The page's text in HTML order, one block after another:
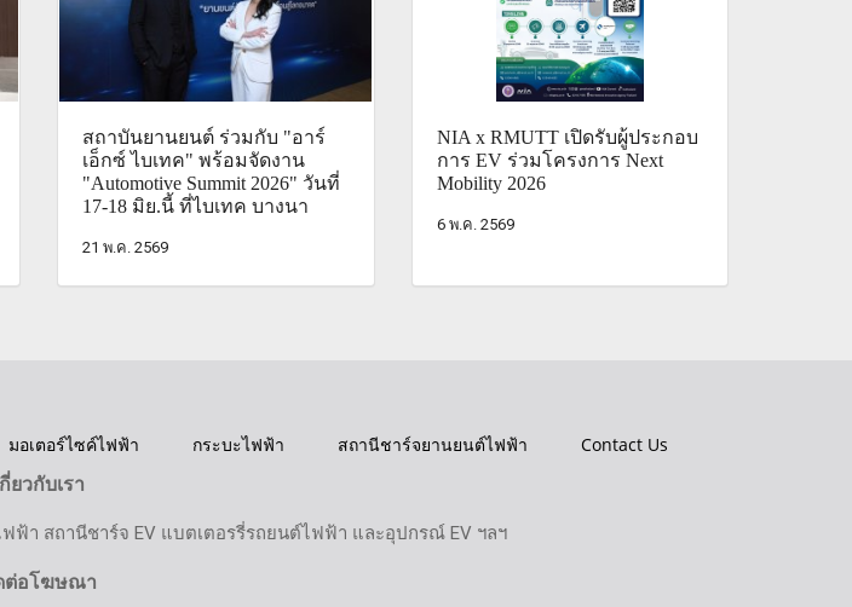
สถาบันยานยนต์ ร่วมกับ "อาร์
เอ็กซ์ ไบเทค" พร้อมจัดงาน
"Automotive Summit 2026" วันที่
17-18 มิย.นี้ ที่ไบเทค บางนา
21 พ.ค. 2569
NIA x RMUTT เปิดรับผู้ประกอบ
การ EV ร่วมโครงการ Next
Mobility 2026
6 พ.ค. 2569
มอเตอร์ไซค์ไฟฟ้า กระบะไฟฟ้า สถานีชาร์จยานยนต์ไฟฟ้า
Contact Us
กี่ยวกับเรา
ฟ้า สถานีชาร์จ EV แบตเตอรรี่รถยนต์ไฟฟ้า และอุปกรณ์ EV ฯลฯ
ต่อโฆษณา